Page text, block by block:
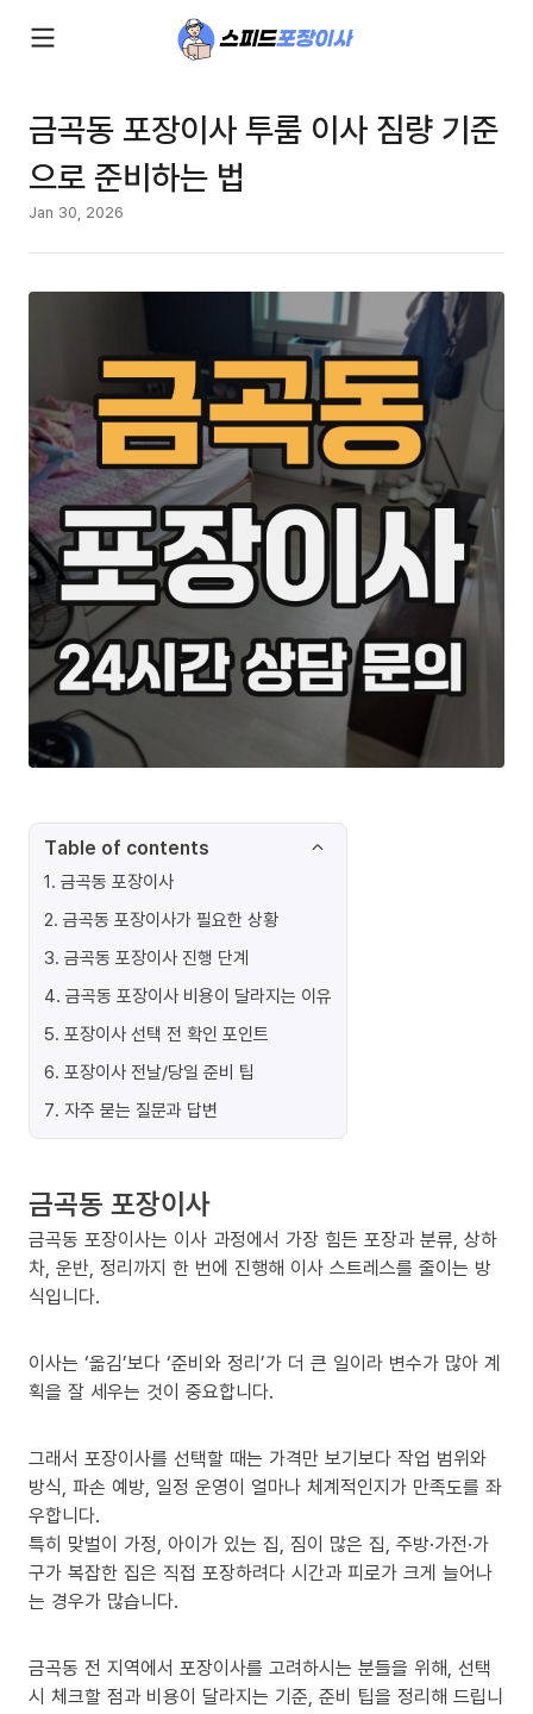
금곡동 포장이사 투룸 이사 짐량 기준
으로 준비하는 법
Jan 30, 2026
Table of contents
1. 금곡동 포장이사
2. 금곡동 포장이사가 필요한 상황
3. 금곡동 포장이사 진행 단계
4. 금곡동 포장이사 비용이 달라지는 이유
5. 포장이사 선택 전 확인 포인트
6. 포장이사 전날/당일 준비 팁
7. 자주 묻는 질문과 답변
금곡동 포장이사
금곡동 포장이사는 이사 과정에서 가장 힘든 포장과 분류, 상하
차, 운반, 정리까지 한 번에 진행해 이사 스트레스를 줄이는 방
식입니다.
이사는 ‘옮김’보다 ‘준비와 정리’가 더 큰 일이라 변수가 많아 계
획을 잘 세우는 것이 중요합니다.
그래서 포장이사를 선택할 때는 가격만 보기보다 작업 범위와
방식, 파손 예방, 일정 운영이 얼마나 체계적인지가 만족도를 좌
우합니다.
특히 맞벌이 가정, 아이가 있는 집, 짐이 많은 집, 주방·가전·가
구가 복잡한 집은 직접 포장하려다 시간과 피로가 크게 늘어나
는 경우가 많습니다.
금곡동 전 지역에서 포장이사를 고려하시는 분들을 위해, 선택
시 체크할 점과 비용이 달라지는 기준, 준비 팁을 정리해 드립니